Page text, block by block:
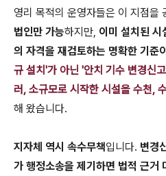
영리 목적의 운영자들은 이 지점을
법인만 가능하지만, 이미 설치된 시
의 자격을 재검토하는 명확한 기준
규 설치'가 아닌 '안치 기수 변경신
러, 소규모로 시작한 시설을 수천,
해 왔습니다.
지자체 역시 속수무책입니다. 변경
가 행정소송을 제기하면 법적 근거